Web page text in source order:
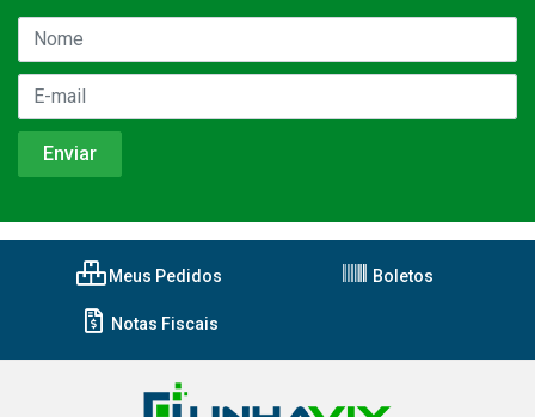
Meus Pedidos Boletos
Notas Fiscais